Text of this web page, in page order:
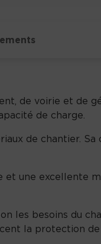
de voirie et de
de charge.
de chantier.
et une excellente
les besoins du
la protection